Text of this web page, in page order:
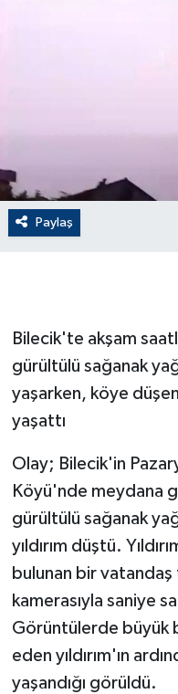
Paylaş
Bilecik'te akşam
gürültülü sağanak
yaşarken, köye
yaşattı
Olay; Bilecik'in
Köyü'nde meydana
gürültülü sağanak
yıldırım düştü.
bulunan bir
kamerasıyla saniye
Görüntülerde büyük
eden yıldırım'ın
yaşandığı görüldü.
English News
Gayrimenkul
GENEL
Güvenlik
HABERDE İNSAN
İş Dünyası
Jandarma